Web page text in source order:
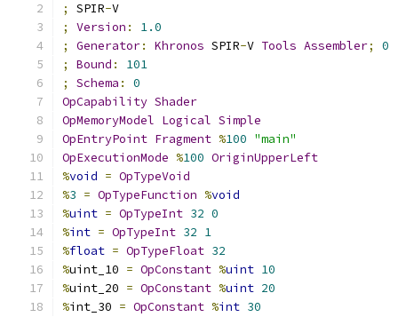
;
SPIR-V
;
Version :
1.0
;
Generator: Khronos SPIR-V Tools Assembler;
0
;
Bound :
101
;
Schema :
0
OpCapability Shader
OpMemoryModel Logical Simple
OpEntryPoint Fragment %100 "main"
OpExecutionMode %100 OriginUpperLeft
%void = OpTypeVoid
%3 = OpTypeFunction %void
%uint = OpTypeInt 32 0
%int = OpTypeInt 32 1
%float = OpTypeFloat 32
%uint_10 = OpConstant %uint 10
%uint_20 = OpConstant %uint 20
%int_30 = OpConstant %int 30